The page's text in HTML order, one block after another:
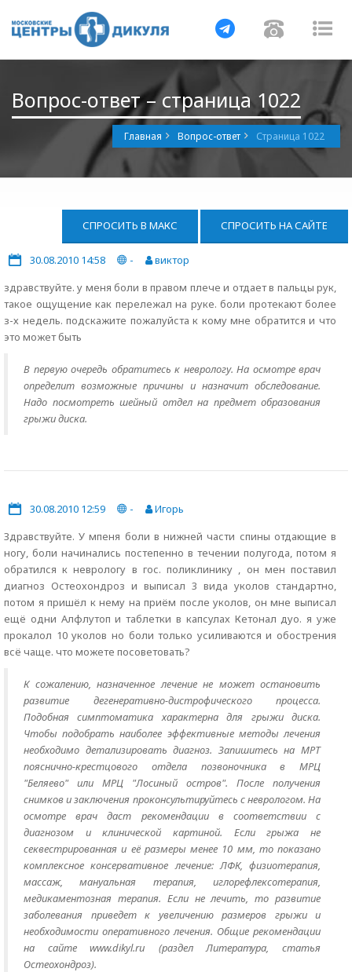
Навигация
Вопрос-ответ – страница 1022
Главная Вопрос-ответ Страница 1022
СПРОСИТЬ В МАКС СПРОСИТЬ НА САЙТЕ
30.08.2010 14:58 -
виктор
здравствуйте. у меня боли в правом плече и отдает в пальцы рук,
такое ощущение как перележал на руке. боли протекают более
з-х недель. подскажите пожалуйста к кому мне обратится и что
это может быть
В первую очередь обратитесь к неврологу. На осмотре врач
определит возможные причины и назначит обследование.
Надо посмотреть шейный отдел на предмет образования
грыжи диска.
30.08.2010 12:59 -
Игорь
Здравствуйте. У мпеня боли в нижней части спины отдающие в
ногу, боли начинались постепенно в течении полугода, потом я
обратился к неврологу в гос. поликлинику , он мен поставил
диагноз Остеохондроз и выписал 3 вида уколов стандартно,
потом я пришёл к нему на приём после уколов, он мне выписал
ещё одни Алфлутоп и таблетки в капсулах Кетонал дуо. я уже
прокалол 10 уколов но боли только усиливаются и обострения
всё чаще. что можете посоветовать?
К сожалению, назначенное лечение не может остановить
развитие дегенеративно-дистрофического процесса.
Подобная симптоматика характерна для грыжи диска.
Чтобы подобрать наиболее эффективные методы лечения
необходимо детализировать диагноз. Запишитесь на МРТ
пояснично-крестцового отдела позвоночника в МРЦ
"Беляево" или МРЦ "Лосиный остров". После получения
снимков и заключения проконсультируйтесь с неврологом. На
осмотре врач даст рекомендации в соответствии с
диагнозом и клинической картиной. Если грыжа не
секвестрированная и её размеры менее 10 мм, то показано
комплексное консервативное лечение: ЛФК, физиотерапия,
массаж, мануальная терапия, иглорефлексотерапия,
медикаментозная терапия. Если не лечить, то развитие
заболевания приведет к увеличению размеров грыжи и
необходимости оперативного лечения. Общие рекомендации
на сайте www.dikyl.ru (раздел Литература, статья
Остеохондроз).